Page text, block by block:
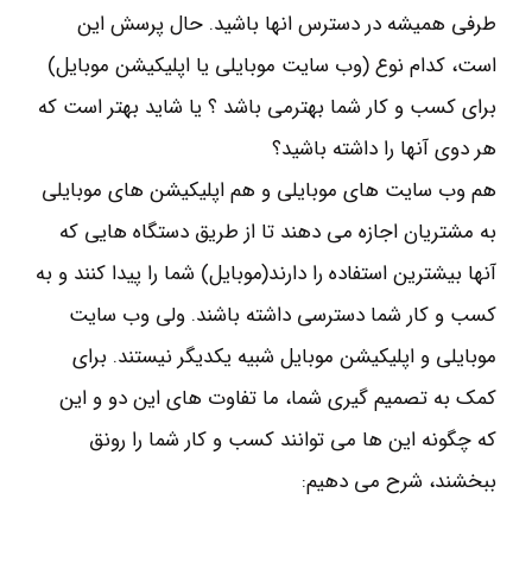
طرفی همیشه در دسترس انها باشید. حال پرسش این
است، کدام نوع (وب سایت موبایلی یا اپلیکیشن موبایل)
برای کسب و کار شما بهترمی باشد ؟ یا شاید بهتر است که
هر دوی آنها را داشته باشید؟
هم وب سایت های موبایلی و هم اپلیکیشن های موبایلی
به مشتریان اجازه می دهند تا از طریق دستگاه هایی که
آنها بیشترین استفاده را دارند(موبایل) شما را پیدا کنند و به
کسب و کار شما دسترسی داشته باشند. ولی وب سایت
موبایلی و اپلیکیشن موبایل شبیه یکدیگر نیستند. برای
کمک به تصمیم گیری شما، ما تفاوت های این دو و این
که چگونه این ها می توانند کسب و کار شما را رونق
ببخشند، شرح می دهیم: